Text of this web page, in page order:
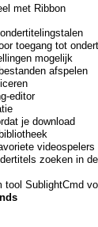
met Ribbon
toegang tot
mogelijk
afspelen
editor
je download
videospelers
zoeken in
SublightCmd